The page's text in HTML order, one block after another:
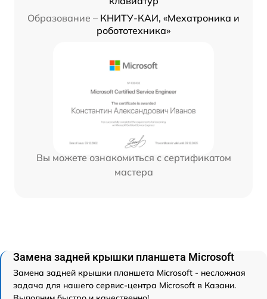
Образование – КНИТУ-КАИ, «Мехатроника и
робототехника»
Вы можете ознакомиться с сертификатом
мастера
Замена задней крышки планшета Microsoft
Замена задней крышки планшета Microsoft - несложная
задача для нашего сервис-центра Microsoft в Казани.